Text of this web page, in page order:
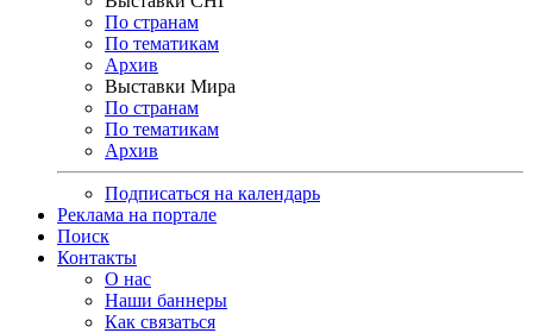
По странам
По тематикам
Архив
Выставки Мира
По странам
По тематикам
Архив
Подписаться на календарь
Реклама на портале
Поиск
Контакты
О нас
Наши баннеры
Как связаться